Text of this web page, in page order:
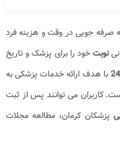
صرفه جویی در وقت و هزینه فرد
نوبتخود را برای پزشک و تاریخ
با هدف ارائه خدمات پزشکی به
کاربران می توانند پس از ثبت
پزشکان کرمان، مطالعه مجلات